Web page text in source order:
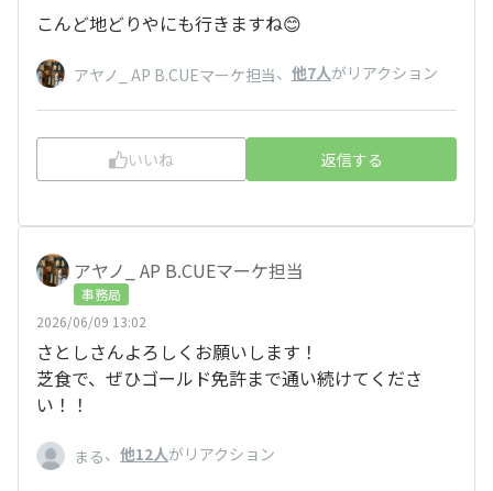
こんど地どりやにも行きますね😊
アヤノ_ AP B.CUEマーケ担当、 他7人がリアクション
いいね 返信する
アヤノ_ AP B.CUEマーケ担当
事務局
2026/06/09 13:02
さとしさんよろしくお願いします！
芝食で、ぜひゴールド免許まで通い続けてくださ
い！！
まる、 他12人がリアクション